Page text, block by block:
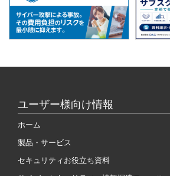
ユーザー様向け情報
ホーム
製品・サービス
セキュリティお役立ち資料